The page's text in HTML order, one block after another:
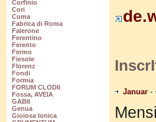
Corfinio
Cori
Cuma
Fabrica di Roma
Falerone
Ferentino
Ferento
Fermo
Fiesole
Florenz
Fondi
Formia
FORUM CLODII
Fossa, AVEIA
GABII
Genua
Gioiosa Ionica
Januar -